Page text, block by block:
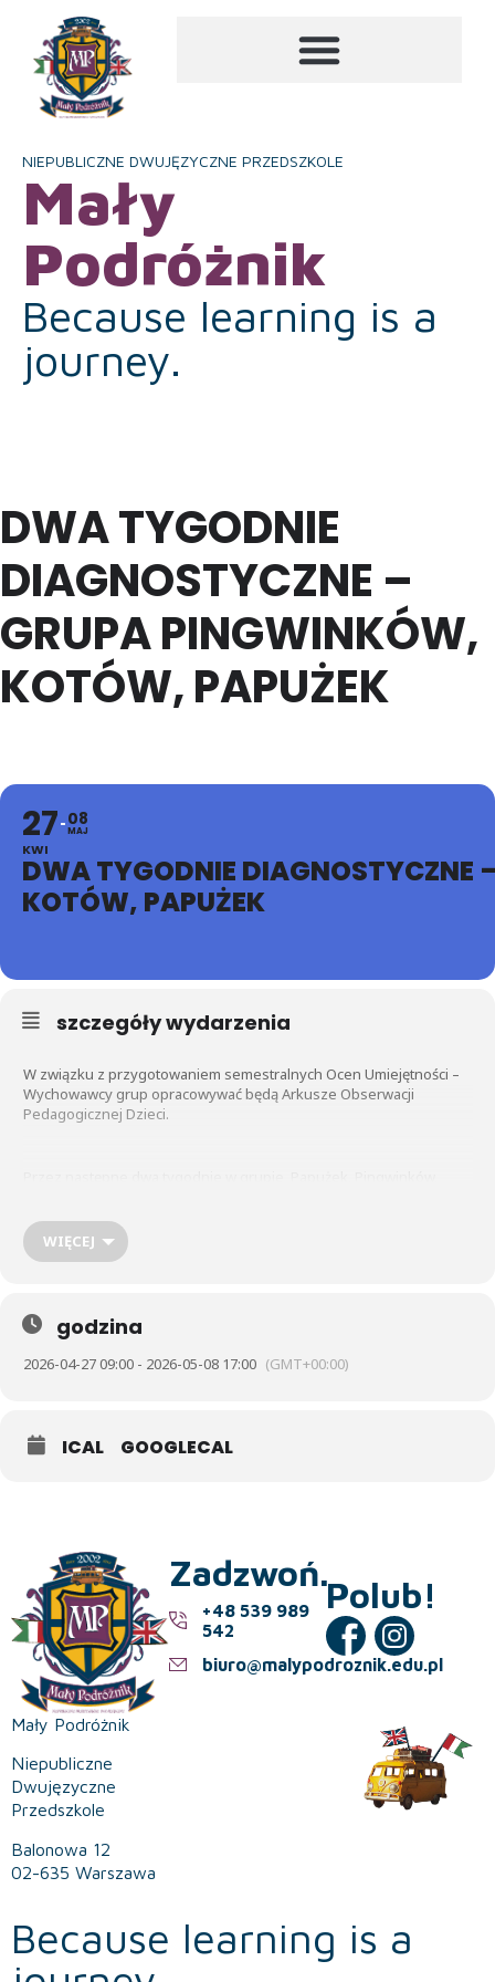
NIEPUBLICZNE DWUJĘZYCZNE PRZEDSZKOLE
Mały
Podróżnik
Because learning is a
journey.
DWA TYGODNIE
DIAGNOSTYCZNE –
GRUPA PINGWINKÓW,
KOTÓW, PAPUŻEK
27
KWI
08
MAJ
DWA TYGODNIE DIAGNOSTYCZNE
KOTÓW, PAPUŻEK
szczegóły wydarzenia
W związku z przygotowaniem semestralnych Ocen Umiejętności –
Wychowawcy grup opracowywać będą Arkusze Obserwacji
Pedagogicznej Dzieci.
edukacji językowej (w tym glottodydaktyki), matematycznej,
przyrodniczej. Badane będą obszary edukacyjne z uwzględnieniem
samodzielności, sprawności motorycznej, sprawności manualnej,
których będą mogli Państwo omówić postępy edukacyjne swoich
Dzieci poinformujemy w kolejnych mailach.
Diagnozę gotowości Szkolnej – zatem nasi Absolwenci kolejne
oceny otrzymają już w szkole.
WIĘCEJ
godzina
2026-04-27 09:00 - 2026-05-08 17:00 (GMT+00:00)
ICAL GOOGLECAL
Mały Podróżnik
Niepubliczne
Dwujęzyczne
Przedszkole
Balonowa 12
02-635 Warszawa
Zadzwoń.
+48 539 989
542
biuro@malypodroznik.edu.pl
Polub!
Because learning is a